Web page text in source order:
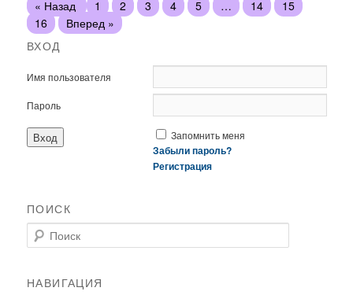
« Назад 1 2 3 4 5 … 14
15
16
Вперед »
ВХОД
Имя пользователя
Пароль
Запомнить меня
Забыли пароль?
Регистрация
ПОИСК
Поиск
НАВИГАЦИЯ